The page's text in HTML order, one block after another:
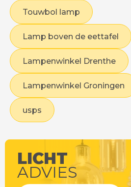
Touwbol lamp
Lamp boven de eettafel
Lampenwinkel Drenthe
Lampenwinkel Groningen
usps
LICHT
ADVIES